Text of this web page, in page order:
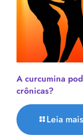
A curcumina
crônicas?
Leia mais